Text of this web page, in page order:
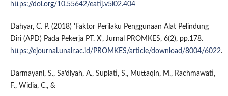
https://doi.org/10.55642/eatij.v5i02.404
Dahyar, C. P. (2018) 'Faktor Perilaku Penggunaan Alat Pelindung
Diri (APD) Pada Pekerja PT. X', Jurnal PROMKES, 6(2), pp.178.
https://ejournal.unair.ac.id/PROMKES/article/download/8004/6022.
Darmayani, S., Sa’diyah, A., Supiati, S., Muttaqin, M., Rachmawati,
F., Widia, C., &